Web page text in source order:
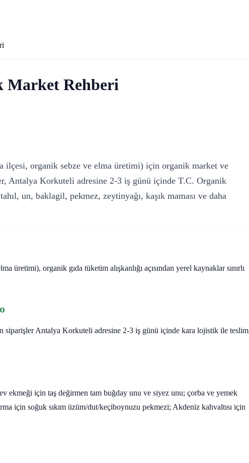
Rehberi
organik sebze ve elma üretimi) için organik market ve
Antalya Korkuteli adresine 2-3 iş günü içinde T.C. Organik
un, baklagil, pekmez, zeytinyağı, kaşık maması ve daha
organik gıda tüketim alışkanlığı açısından yerel kaynaklar sınırlı
siparişler Antalya Korkuteli adresine 2-3 iş günü içinde kara lojistik ile teslim
ekmeği için taş değirmen tam buğday unu ve siyez unu; çorba ve yemek
için soğuk sıkım üzüm/dut/keçiboynuzu pekmezi; Akdeniz kahvaltısı için